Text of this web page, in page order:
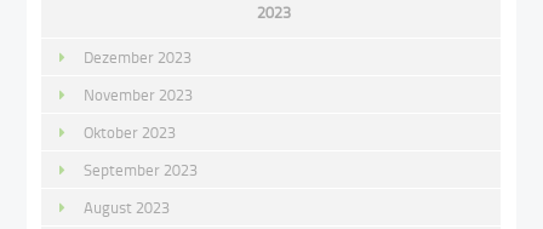
2023
Dezember 2023
November 2023
Oktober 2023
September 2023
August 2023